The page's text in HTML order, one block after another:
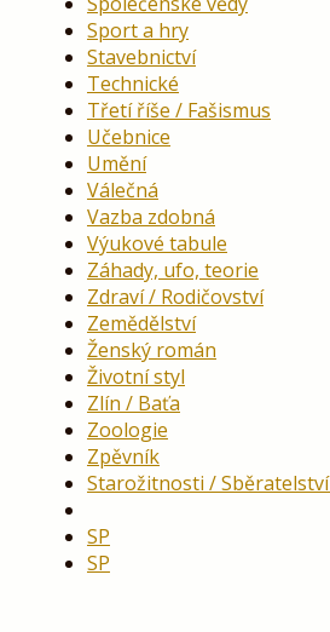
Sport a hry
Stavebnictví
Technické
Třetí říše / Fašismus
Učebnice
Umění
Válečná
Vazba zdobná
Výukové tabule
Záhady, ufo, teorie
Zdraví / Rodičovství
Zemědělství
Ženský román
Životní styl
Zlín / Baťa
Zoologie
Zpěvník
Starožitnosti / Sběratelství
SP
SP